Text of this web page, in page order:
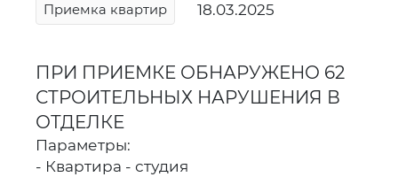
Приемка квартир 18.03.2025
ПРИ ПРИЕМКЕ ОБНАРУЖЕНО 62
СТРОИТЕЛЬНЫХ НАРУШЕНИЯ В
ОТДЕЛКЕ
Параметры:
- Квартира - студия